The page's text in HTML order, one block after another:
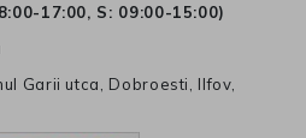
17:00, S: 09:00-15:00)
Garii utca, Dobroesti, Ilfov,